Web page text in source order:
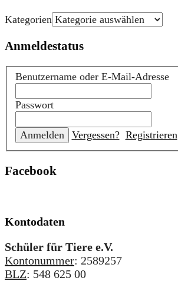
Kategorien
Anmeldestatus
Benutzername oder E-Mail-Adresse
Passwort
Vergessen? Registrieren
Facebook
Kontodaten
Schüler für Tiere e.V.
Kontonummer: 2589257
BLZ: 548 625 00